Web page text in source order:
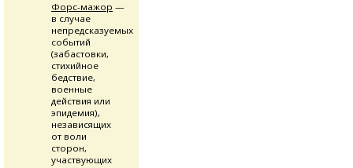
Форс-мажор —
в случае
непредсказуемых
событий
(забастовки,
стихийное
бедствие,
военные
действия или
эпидемия),
независящих
от воли
сторон,
участвующих